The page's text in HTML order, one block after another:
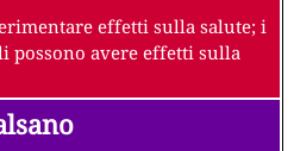
effetti sulla salute; i
possono avere effetti sulla